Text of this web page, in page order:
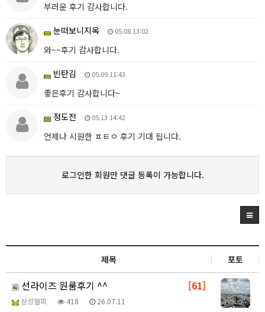
부러운 후기 감사합니다.
눈떠보니지옥
05.08 13:02
와~~후기 감사합니다.
빈탄김
05.09 11:43
좋은후기 감사합니다~
정도전
05.13 14:42
언제나 시원한 ㅍㅌㅇ 후기 기대 됩니다.
로그인한 회원만 댓글 등록이 가능합니다.
제목 포토
[61]
선라이즈 원룸후기 ^^
삼성헬퍼 418 26.07.11